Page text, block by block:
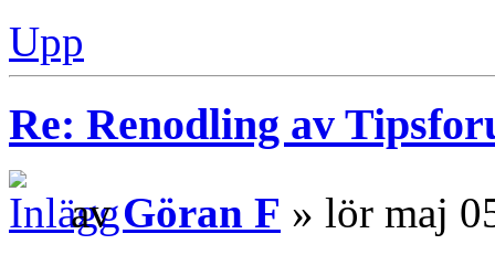
Upp
Re: Renodling av
avGöran F » lör maj